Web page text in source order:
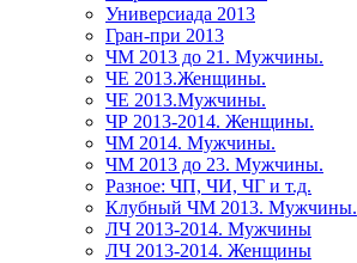
Универсиада 2013
Гран-при 2013
ЧМ 2013 до 21. Мужчины.
ЧЕ 2013.Женщины.
ЧЕ 2013.Мужчины.
ЧР 2013-2014. Женщины.
ЧМ 2014. Мужчины.
ЧМ 2013 до 23. Мужчины.
Разное: ЧП, ЧИ, ЧГ и т.д.
Клубный ЧМ 2013. Мужчины.
ЛЧ 2013-2014. Мужчины
ЛЧ 2013-2014. Женщины